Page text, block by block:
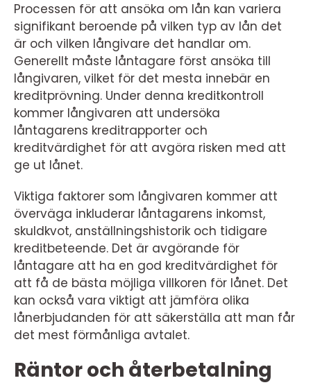
Processen för att ansöka om lån kan variera
signifikant beroende på vilken typ av lån det
är och vilken långivare det handlar om.
Generellt måste låntagare först ansöka till
långivaren, vilket för det mesta innebär en
kreditprövning. Under denna kreditkontroll
kommer långivaren att undersöka
låntagarens kreditrapporter och
kreditvärdighet för att avgöra risken med att
ge ut lånet.
Viktiga faktorer som långivaren kommer att
överväga inkluderar låntagarens inkomst,
skuldkvot, anställningshistorik och tidigare
kreditbeteende. Det är avgörande för
låntagare att ha en god kreditvärdighet för
att få de bästa möjliga villkoren för lånet. Det
kan också vara viktigt att jämföra olika
lånerbjudanden för att säkerställa att man får
det mest förmånliga avtalet.
Räntor och återbetalning